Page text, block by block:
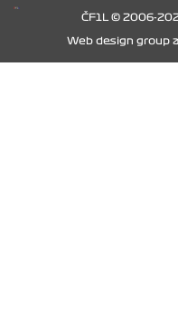
ČF1L © 2006-
Web design group